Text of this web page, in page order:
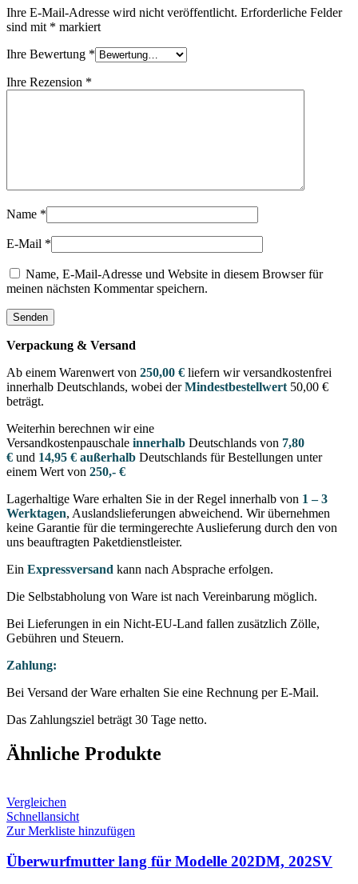
Ihre E-Mail-Adresse wird nicht veröffentlicht. Erforderliche Felder
sind mit * markiert
Ihre Bewertung *
Ihre Rezension *
Name *
E-Mail *
Name, E-Mail-Adresse und Website in diesem Browser für
meinen nächsten Kommentar speichern.
Verpackung & Versand
Ab einem Warenwert von 250,00 € liefern wir versandkostenfrei
innerhalb Deutschlands, wobei derMindestbestellwert 50,00 €
beträgt.
Weiterhin berechnen wir eine
Versandkostenpauschale innerhalb Deutschlands von 7,80
€ und 14,95 € außerhalb Deutschlands für Bestellungen unter
einem Wert von 250,- €
Lagerhaltige Ware erhalten Sie in der Regel innerhalb von 1 – 3
Werktagen, Auslandslieferungen abweichend. Wir übernehmen
keine Garantie für die termingerechte Auslieferung durch den von
uns beauftragten Paketdienstleister.
Ein Expressversand kann nach Absprache erfolgen.
Die Selbstabholung von Ware ist nach Vereinbarung möglich.
Bei Lieferungen in ein Nicht-EU-Land fallen zusätzlich Zölle,
Gebühren und Steuern.
Zahlung:
Bei Versand der Ware erhalten Sie eine Rechnung per E-Mail.
Das Zahlungsziel beträgt 30 Tage netto.
Ähnliche Produkte
Vergleichen
Schnellansicht
Zur Merkliste hinzufügen
Überwurfmutter lang für Modelle 202DM, 202SV